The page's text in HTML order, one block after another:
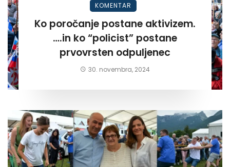
KOMENTAR
Ko poročanje postane aktivizem.
….in ko “policist” postane
prvovrsten odpuljenec
30. novembra, 2024